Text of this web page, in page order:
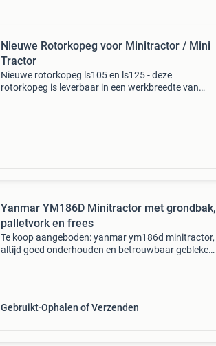
Nieuwe Rotorkopeg voor Minitractor / Mini
Tractor
Nieuwe rotorkopeg ls105 en ls125 - deze
rotorkopeg is leverbaar in een werkbreedte van
Yanmar YM186D Minitractor met grondbak,
palletvork en frees
Te koop aangeboden: yanmar ym186d minitractor,
altijd goed onderhouden en betrouwbaar gebleken.
Gebruikt Ophalen of Verzenden